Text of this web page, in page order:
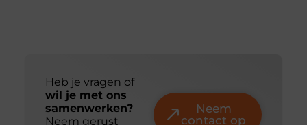
Heb je vragen of
wil je met ons
samenwerken?
Neem gerust
Neem
contact op